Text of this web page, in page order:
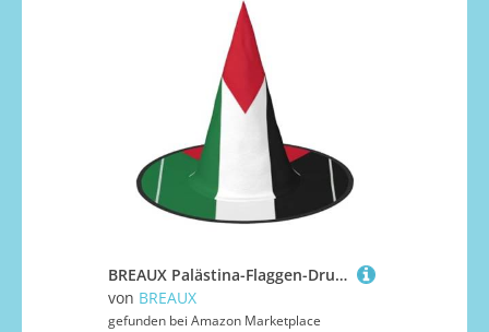
BREAUX Palästina-Flaggen-Druck, Halloween-Hexe und Zaubererhut, Hexenkostüm für Themendekoration, Halloween-Party
von BREAUX
gefunden bei Amazon Marketplace